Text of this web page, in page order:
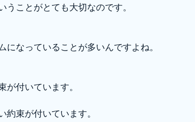
うことがとても大切なのです。
になっていることが多いんですよね。
が付いています。
約束が付いています。